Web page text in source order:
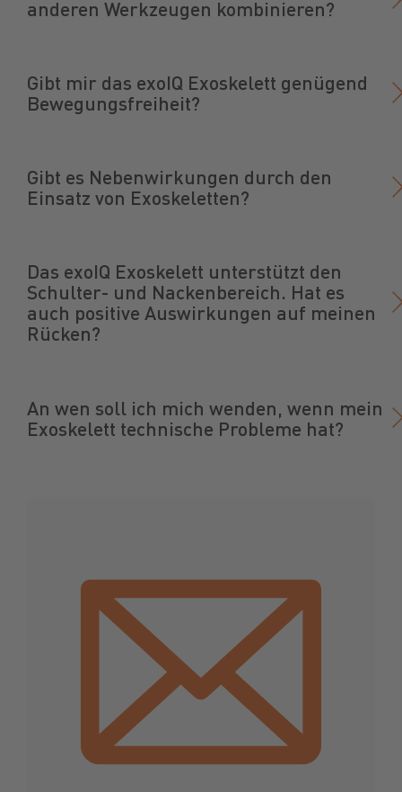
anderen Werkzeugen kombinieren?
Gibt mir das exoIQ Exoskelett genügend
Bewegungsfreiheit?
Gibt es Nebenwirkungen durch den
Einsatz von Exoskeletten?
Das exoIQ Exoskelett unterstützt den
Schulter- und Nackenbereich. Hat es
auch positive Auswirkungen auf meinen
Rücken?
An wen soll ich mich wenden, wenn mein
Exoskelett technische Probleme hat?